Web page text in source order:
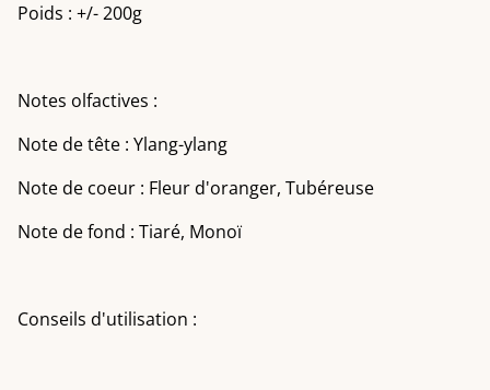
Poids : +/- 200g
Notes olfactives :
Note de tête : Ylang-ylang
Note de coeur : Fleur d'oranger, Tubéreuse
Note de fond : Tiaré, Monoï
Conseils d'utilisation :